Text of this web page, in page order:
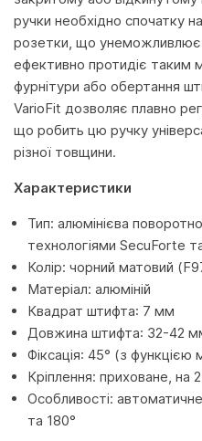
ручки необхідно спочатку
розетки, що унеможливлює
ефективно протидіє таким
фурнітури або обертання
VarioFit дозволяє плавно
що робить цю ручку
різної товщини.
Характеристики
Тип: алюмінієва
технологіями SecuForte
Колір: чорний матовий
Матеріал: алюміній
Квадрат штифта: 7 мм
Довжина штифта: 32-42
Фіксація: 45° (з функцією
Кріплення: приховане, на
Особливості:
та 180°